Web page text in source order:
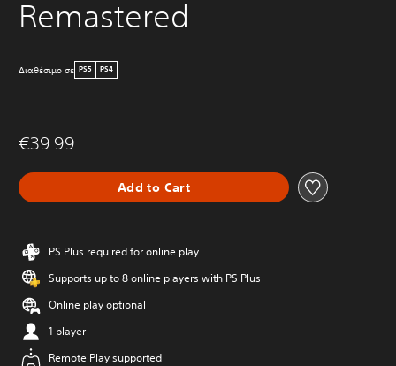
Remastered
Διαθέσιμο σε PS5 PS4
€39.99
Add to Cart
PS Plus required for online play
Supports up to 8 online players with PS Plus
Online play optional
1 player
Remote Play supported